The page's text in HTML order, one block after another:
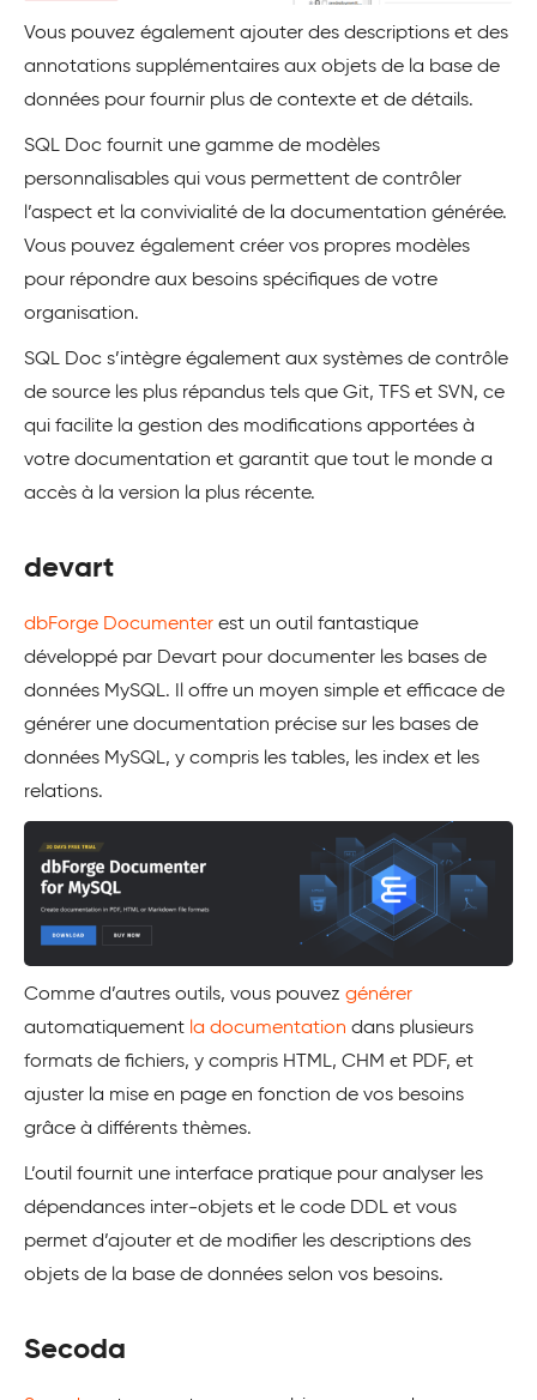
Vous pouvez également ajouter des descriptions et des
annotations supplémentaires aux objets de la base de
données pour fournir plus de contexte et de détails.
SQL Doc fournit une gamme de modèles
personnalisables qui vous permettent de contrôler
l’aspect et la convivialité de la documentation générée.
Vous pouvez également créer vos propres modèles
pour répondre aux besoins spécifiques de votre
organisation.
SQL Doc s’intègre également aux systèmes de contrôle
de source les plus répandus tels que Git, TFS et SVN, ce
qui facilite la gestion des modifications apportées à
votre documentation et garantit que tout le monde a
accès à la version la plus récente.
devart
dbForge Documenter est un outil fantastique
développé par Devart pour documenter les bases de
données MySQL. Il offre un moyen simple et efficace de
générer une documentation précise sur les bases de
données MySQL, y compris les tables, les index et les
relations.
Comme d’autres outils, vous pouvez générer
automatiquement la documentation dans plusieurs
formats de fichiers, y compris HTML, CHM et PDF, et
ajuster la mise en page en fonction de vos besoins
grâce à différents thèmes.
L’outil fournit une interface pratique pour analyser les
dépendances inter-objets et le code DDL et vous
permet d’ajouter et de modifier les descriptions des
objets de la base de données selon vos besoins.
Secoda